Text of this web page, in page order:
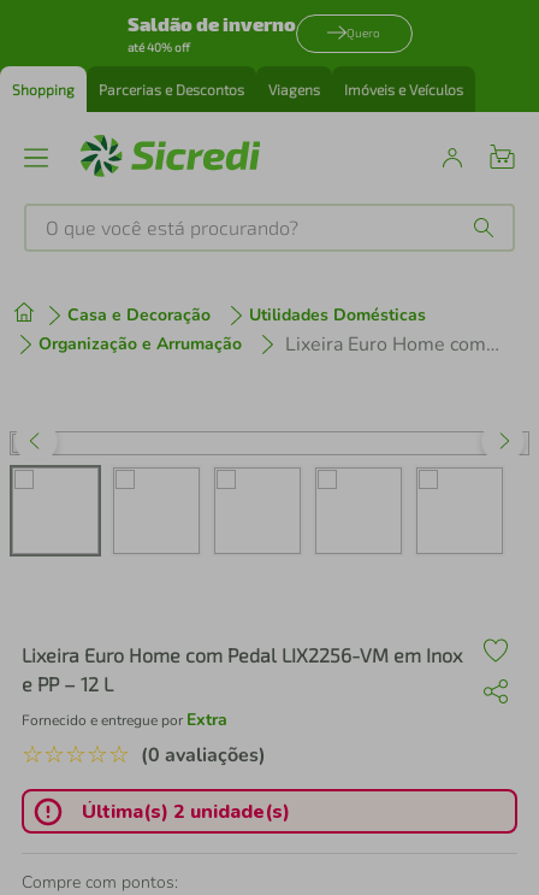
Saldão de inverno
até 40% off
Quero
Shopping Parcerias e Descontos Viagens Imóveis e Veículos
O que você está procurando?
Casa e Decoração
Utilidades Domésticas
Organização e Arrumação
Lixeira Euro Home com Pedal LIX2256-VM em Inox e PP – 12 L
Lixeira Euro Home com Pedal LIX2256-VM em Inox
e PP – 12 L
Fornecido e entregue por Extra
☆☆☆☆☆ (0 avaliações)
Última(s) 2 unidade(s)
Compre com pontos:
1º tenis
3º perfume